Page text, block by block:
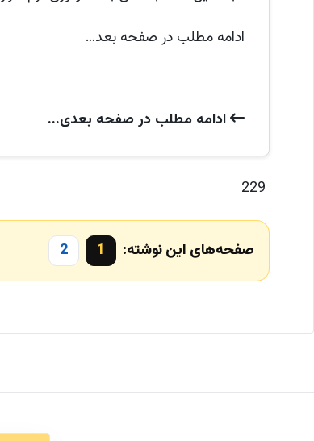
ادامه مطلب در صفحه بعد…
ادامه‌ مطلب در صفحه‌ بعدی...
229
صفحه‌های این نوشته: 1
2